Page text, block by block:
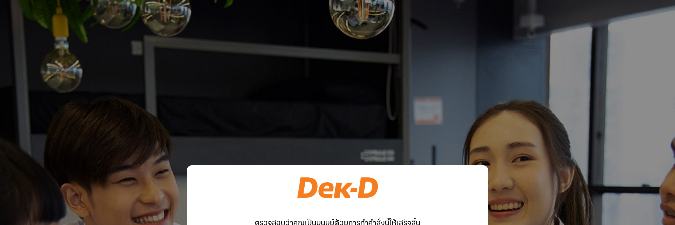
ตรวจสอบว่าคุณเป็นมนุษย์ด้วยการทำคำสั่งนี้ให้เสร็จสิ้น